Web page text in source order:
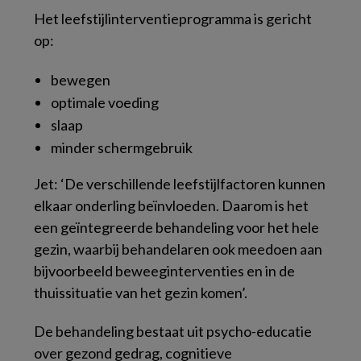
Het leefstijlinterventieprogramma is gericht
op:
bewegen
optimale voeding
slaap
minder schermgebruik
Jet: ‘De verschillende leefstijlfactoren kunnen
elkaar onderling beïnvloeden. Daarom is het
een geïntegreerde behandeling voor het hele
gezin, waarbij behandelaren ook meedoen aan
bijvoorbeeld beweeginterventies en in de
thuissituatie van het gezin komen’.
De behandeling bestaat uit psycho-educatie
over gezond gedrag, cognitieve